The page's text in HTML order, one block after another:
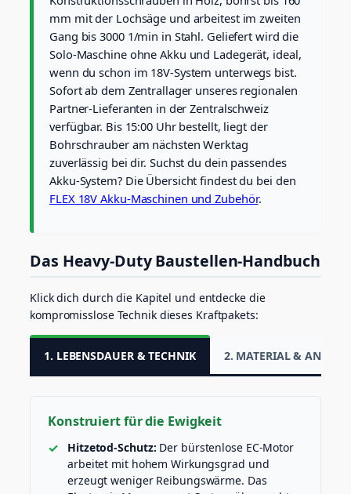
n
e
mm mit der Lochsäge und arbeitest im zweiten
Gang bis 3000 1/min in Stahl. Geliefert wird die
Solo-Maschine ohne Akku und Ladegerät, ideal,
wenn du schon im 18V-System unterwegs bist.
Sofort ab dem Zentrallager unseres regionalen
Partner-Lieferanten in der Zentralschweiz
verfügbar. Bis 15:00 Uhr bestellt, liegt der
Bohrschrauber am nächsten Werktag
zuverlässig bei dir. Suchst du dein passendes
Akku-System? Die Übersicht findest du bei den
FLEX 18V Akku-Maschinen und Zubehör.
Das Heavy-Duty Baustellen-Handbuch
Klick dich durch die Kapitel und entdecke die
kompromisslose Technik dieses Kraftpakets:
1. LEBENSDAUER & TECHNIK 2. MATERIAL &
Konstruiert für die Ewigkeit
Hitzetod-Schutz: Der bürstenlose EC-Motor
arbeitet mit hohem Wirkungsgrad und
erzeugt weniger Reibungswärme. Das